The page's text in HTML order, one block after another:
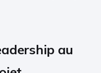
au